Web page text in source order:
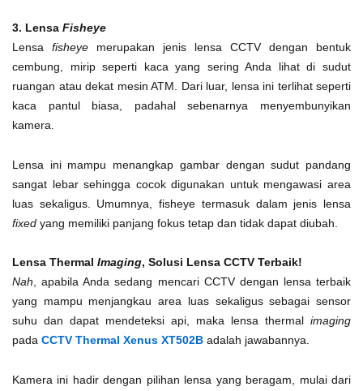
3. Lensa Fisheye
Lensa fisheye merupakan jenis lensa CCTV dengan bentuk
cembung, mirip seperti kaca yang sering Anda lihat di sudut
ruangan atau dekat mesin ATM. Dari luar, lensa ini terlihat seperti
kaca pantul biasa, padahal sebenarnya menyembunyikan
kamera.
Lensa ini mampu menangkap gambar dengan sudut pandang
sangat lebar sehingga cocok digunakan untuk mengawasi area
luas sekaligus. Umumnya, fisheye termasuk dalam jenis lensa
fixed yang memiliki panjang fokus tetap dan tidak dapat diubah.
Lensa Thermal Imaging, Solusi Lensa CCTV Terbaik!
Nah, apabila Anda sedang mencari CCTV dengan lensa terbaik
yang mampu menjangkau area luas sekaligus sebagai sensor
suhu dan dapat mendeteksi api, maka lensa thermal imaging
pada CCTV Thermal Xenus XT502B adalah jawabannya.
Kamera ini hadir dengan pilihan lensa yang beragam, mulai dari